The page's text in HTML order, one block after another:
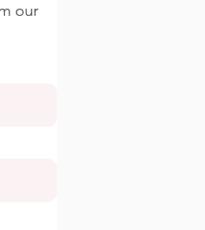
our